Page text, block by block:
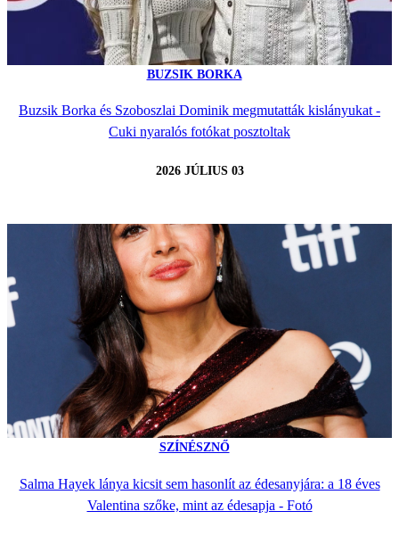
BUZSIK BORKA
Buzsik Borka és Szoboszlai Dominik megmutatták kislányukat -
Cuki nyaralós fotókat posztoltak
2026 JÚLIUS 03
SZÍNÉSZNŐ
Salma Hayek lánya kicsit sem hasonlít az édesanyjára: a 18 éves
Valentina szőke, mint az édesapja - Fotó